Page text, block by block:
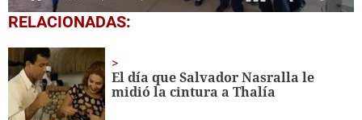
0
seconds
1
minute,
56
seconds
RELACIONADAS:
El día que Salvador Nasralla le
midió la cintura a Thalía